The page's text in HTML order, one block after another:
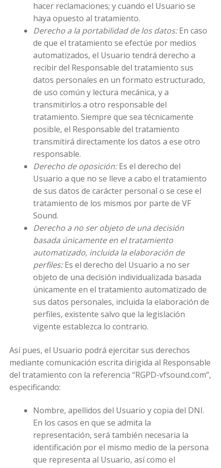
hacer reclamaciones; y cuando el Usuario se
haya opuesto al tratamiento.
Derecho a la portabilidad de los datos:En caso
de que el tratamiento se efectúe por medios
automatizados, el Usuario tendrá derecho a
recibir del Responsable del tratamiento sus
datos personales en un formato estructurado,
de uso común y lectura mecánica, y a
transmitirlos a otro responsable del
tratamiento. Siempre que sea técnicamente
posible, el Responsable del tratamiento
transmitirá directamente los datos a ese otro
responsable.
Derecho de oposición:Es el derecho del
Usuario a que no se lleve a cabo el tratamiento
de sus datos de carácter personal o se cese el
tratamiento de los mismos por parte de VF
Sound.
Derecho a no ser objeto de una decisión
basada únicamente en el tratamiento
automatizado, incluida la elaboración de
perfiles:Es el derecho del Usuario a no ser
objeto de una decisión individualizada basada
únicamente en el tratamiento automatizado de
sus datos personales, incluida la elaboración de
perfiles, existente salvo que la legislación
vigente establezca lo contrario.
Así pues, el Usuario podrá ejercitar sus derechos
mediante comunicación escrita dirigida al Responsable
del tratamiento con la referencia “RGPD-vfsound.com”,
especificando:
Nombre, apellidos del Usuario y copia del DNI.
En los casos en que se admita la
representación, será también necesaria la
identificación por el mismo medio de la persona
que representa al Usuario, así como el